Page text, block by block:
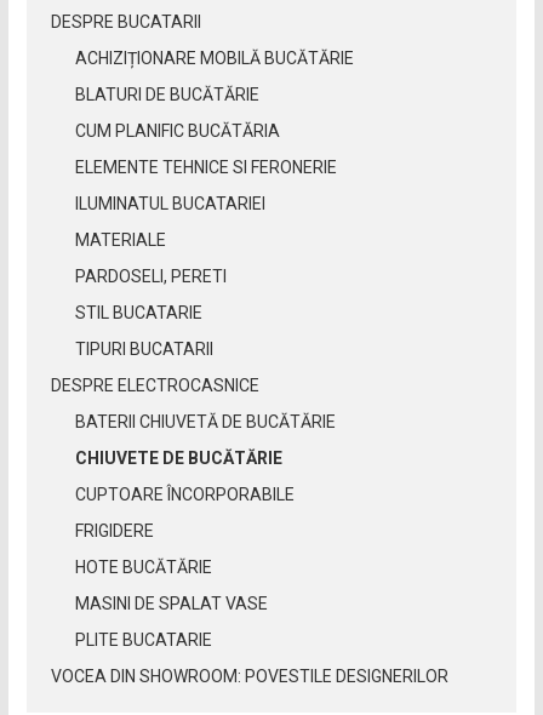
DESPRE BUCATARII
ACHIZIȚIONARE MOBILĂ BUCĂTĂRIE
BLATURI DE BUCĂTĂRIE
CUM PLANIFIC BUCĂTĂRIA
ELEMENTE TEHNICE SI FERONERIE
ILUMINATUL BUCATARIEI
MATERIALE
PARDOSELI, PERETI
STIL BUCATARIE
TIPURI BUCATARII
DESPRE ELECTROCASNICE
BATERII CHIUVETĂ DE BUCĂTĂRIE
CHIUVETE DE BUCĂTĂRIE
CUPTOARE ÎNCORPORABILE
FRIGIDERE
HOTE BUCĂTĂRIE
MASINI DE SPALAT VASE
PLITE BUCATARIE
VOCEA DIN SHOWROOM: POVESTILE DESIGNERILOR